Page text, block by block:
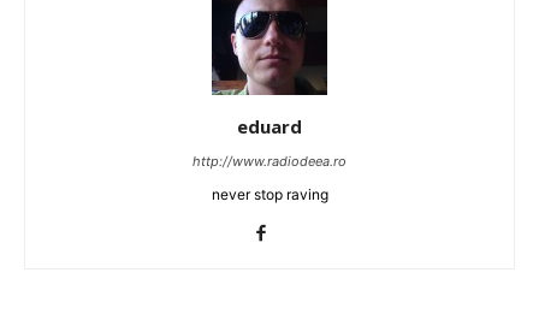
eduard
http://www.radiodeea.ro
never stop raving